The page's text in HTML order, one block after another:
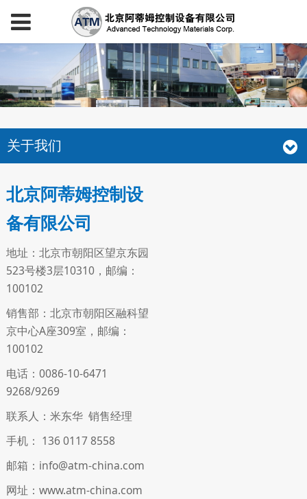
关于我们
北京阿蒂姆控制设
备有限公司
地址：北京市朝阳区望京东园
523号楼3层10310，邮编：
100102
销售部：北京市朝阳区融科望
京中心A座309室，邮编：
100102
电话：0086-10-6471
9268/9269
联系人：米东华 销售经理
手机： 136 0117 8558
邮箱：info@atm-china.com
网址：www.atm-china.com